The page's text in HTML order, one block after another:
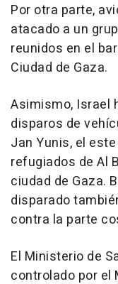
Por otra parte,
atacado a un
reunidos en el
Ciudad de Gaza.
Asimismo, Israel
disparos de
Jan Yunis, el
refugiados de Al
ciudad de Gaza.
disparado
contra la parte
El Ministerio de
controlado por el